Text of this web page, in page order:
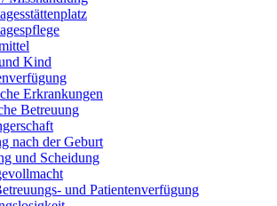
Kind
Erkrankungen
Betreuung
nach der Geburt
und Scheidung
und Patientenverfügung